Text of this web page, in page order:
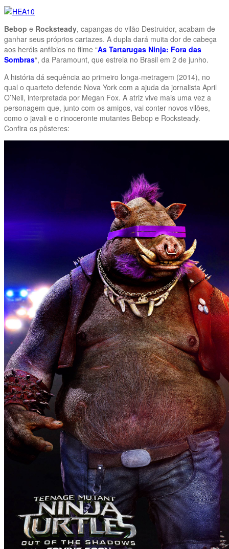
Bebop e Rocksteady, capangas do vilão Destruidor, acabam de
ganhar seus próprios cartazes. A dupla dará muita dor de cabeça
aos heróis anfíbios no filme “As Tartarugas Ninja: Fora das
Sombras“, da Paramount, que estreia no Brasil em 2 de junho.
A história dá sequência ao primeiro longa-metragem (2014), no
qual o quarteto defende Nova York com a ajuda da jornalista April
O’Neil, interpretada por Megan Fox. A atriz vive mais uma vez a
personagem que, junto com os amigos, vai conter novos vilões,
como o javali e o rinoceronte mutantes Bebop e Rocksteady.
Confira os pôsteres: